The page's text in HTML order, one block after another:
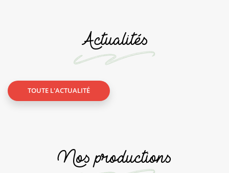
Actualités
TOUTE L'ACTUALITÉ
Nos productions